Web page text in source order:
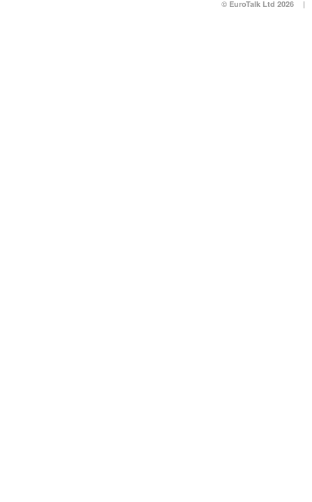
© EuroTalk Ltd 2026 |